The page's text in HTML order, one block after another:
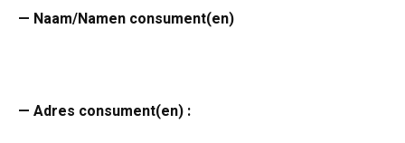
— Naam/Namen consument(en)
— Adres consument(en) :